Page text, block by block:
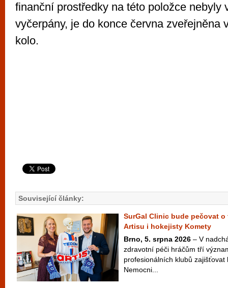
finanční prostředky na této položce nebyly
vyčerpány, je do konce června zveřejněna
kolo.
Související články:
SurGal Clinic bude pečovat
Artisu i hokejisty Komety
Brno, 5. srpna 2026 – V
zdravotní péči hráčům tří
profesionálních klubů zajišťovat
Nemocni...